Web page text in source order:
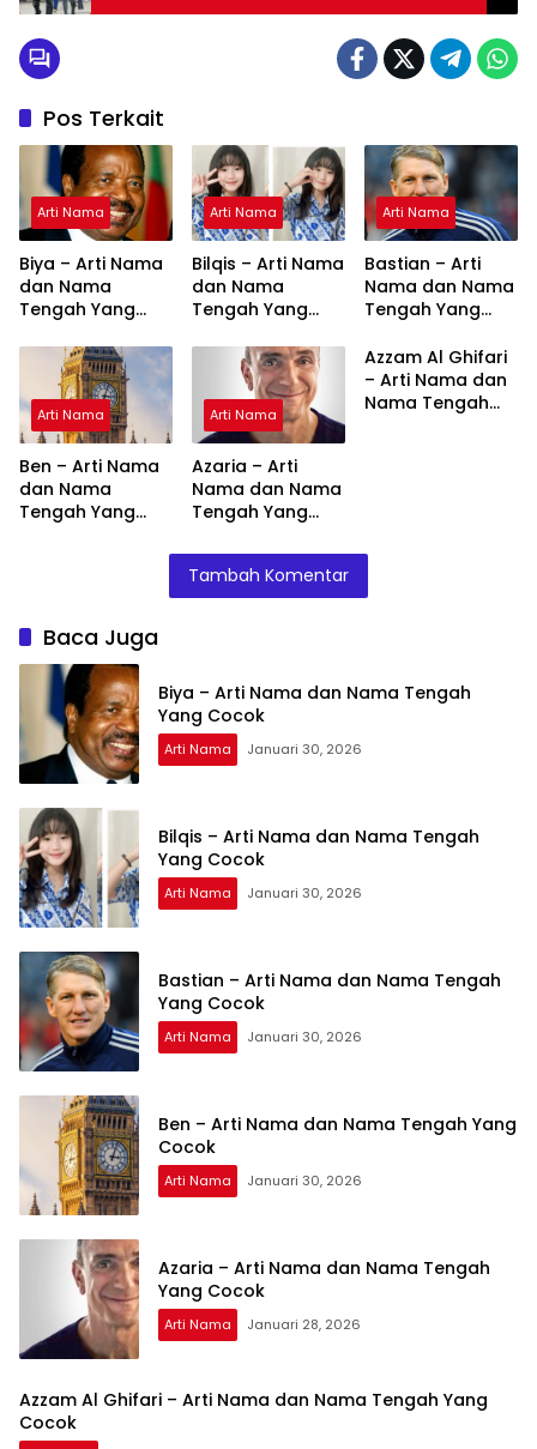
Pos Terkait
Arti Nama
Biya – Arti Nama
dan Nama
Tengah Yang
Arti Nama
Bilqis – Arti Nama
dan Nama
Tengah Yang
Arti Nama
Bastian – Arti
Nama dan Nama
Tengah Yang
Arti Nama
Ben – Arti Nama
dan Nama
Tengah Yang
Arti Nama
Azaria – Arti
Nama dan Nama
Tengah Yang
Azzam Al Ghifari
– Arti Nama dan
Nama Tengah
Tambah Komentar
Baca Juga
Biya – Arti Nama dan Nama Tengah
Yang Cocok
Arti Nama Januari 30, 2026
Bilqis – Arti Nama dan Nama Tengah
Yang Cocok
Arti Nama Januari 30, 2026
Bastian – Arti Nama dan Nama Tengah
Yang Cocok
Arti Nama Januari 30, 2026
Ben – Arti Nama dan Nama Tengah Yang
Cocok
Arti Nama Januari 30, 2026
Azaria – Arti Nama dan Nama Tengah
Yang Cocok
Arti Nama Januari 28, 2026
Azzam Al Ghifari – Arti Nama dan Nama Tengah Yang
Cocok